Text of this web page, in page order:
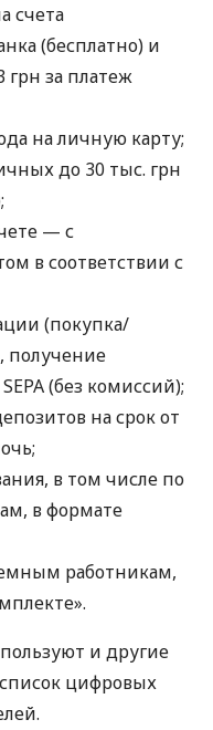
счета
(бесплатно) и
грн за платеж
на личную карту;
до 30 тыс. грн
— с
в соответствии с
(покупка/
получение
(без комиссий);
на срок от
в том числе по
в формате
работникам,
и другие
цифровых